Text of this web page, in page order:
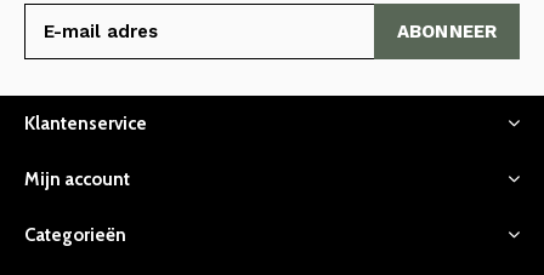
ABONNEER
Klantenservice
Mijn account
Categorieën